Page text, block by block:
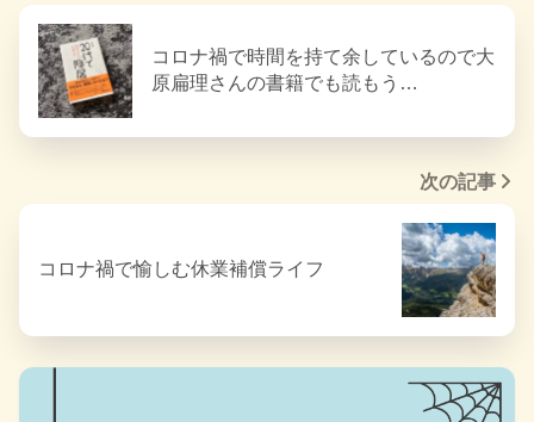
コロナ禍で時間を持て余しているので大
原扁理さんの書籍でも読もう…
次の記事
コロナ禍で愉しむ休業補償ライフ